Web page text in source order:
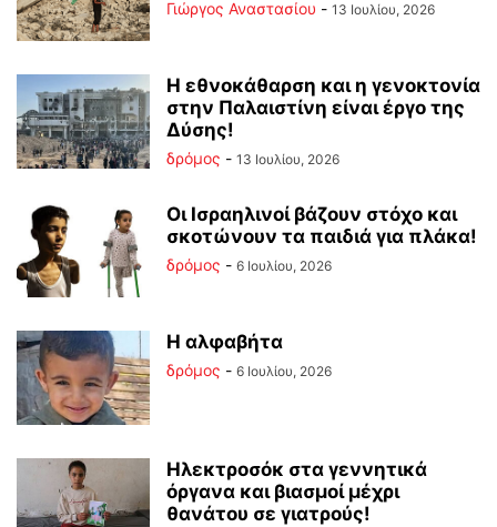
Γιώργος Αναστασίου - 13 Ιουλίου, 2026
Η εθνοκάθαρση και η γενοκτονία
στην Παλαιστίνη είναι έργο της
Δύσης!
δρόμος - 13 Ιουλίου, 2026
Οι Ισραηλινοί βάζουν στόχο και
σκοτώνουν τα παιδιά για πλάκα!
δρόμος - 6 Ιουλίου, 2026
Η αλφαβήτα
δρόμος - 6 Ιουλίου, 2026
Ηλεκτροσόκ στα γεννητικά
όργανα και βιασμοί μέχρι
θανάτου σε γιατρούς!